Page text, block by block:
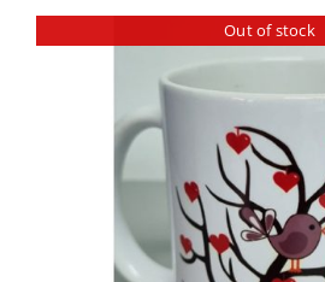
Εισφορές
Out of stock